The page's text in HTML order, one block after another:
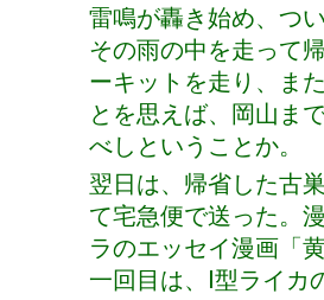
雷鳴が轟き始め、つ
その雨の中を走って
ーキットを走り、ま
とを思えば、岡山ま
べしということか。
翌日は、帰省した古
て宅急便で送った。
ラのエッセイ漫画「
一回目は、Ⅰ型ライカ